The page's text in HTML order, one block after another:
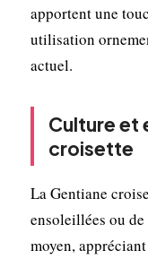
apportent une
utilisation
actuel.
Culture et
croisette
La Gentiane
ensoleillées ou
moyen,